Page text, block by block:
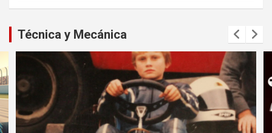
Técnica y Mecánica